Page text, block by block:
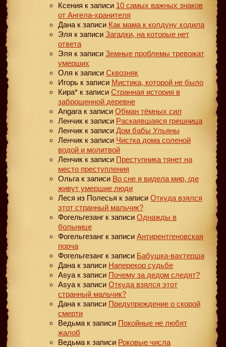
Ксения к записи 10 самых важных знаков
от Ангела-хранителя
Дана к записи Как мама к колдуну ходила
Эля к записи Загадки, на которые нет
ответа
Эля к записи Земные проблемы тревожат
умерших
Оля к записи Сквозняк
Игорь к записи Мистика, которой не было
Кира* к записи Странная история в
заброшенной деревне
Angara к записи Обман тёмных сил
Ленчик к записи Раскаявшаяся грешница
Ленчик к записи Дом бабы Ульяны
Ленчик к записи Чистка дома соленой
водой и молитвой
Ленчик к записи Преступника тянет на
место преступления
Ольга к записи Во сне я видела мир, где
живут умершие люди
Леся из Полесья к записи Откуда взялся
этот странный мальчик?
Фогельгезанг к записи Однажды в
больнице
Фогельгезанг к записи Антирентгеновская
порча
Фогельгезанг к записи Бабушка-вахтерша
Дана к записи Наперекор судьбе
Asya к записи Почему за дедом следят?
Asya к записи Откуда взялся этот
странный мальчик?
Дана к записи Предупреждение о скорой
смерти
Ведьма к записи Покойные не любят
жалоб
Ведьма к записи Роковые числа